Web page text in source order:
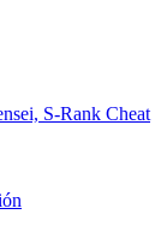
S-Rank Cheat